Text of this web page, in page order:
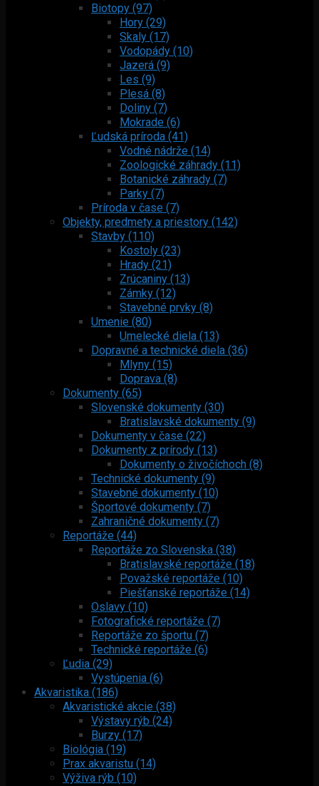
Biotopy (97)
Hory (29)
Skaly (17)
Vodopády (10)
Jazerá (9)
Les (9)
Plesá (8)
Doliny (7)
Mokrade (6)
Ľudská príroda (41)
Vodné nádrže (14)
Zoologické záhrady (11)
Botanické záhrady (7)
Parky (7)
Príroda v čase (7)
Objekty, predmety a priestory (142)
Stavby (110)
Kostoly (23)
Hrady (21)
Zrúcaniny (13)
Zámky (12)
Stavebné prvky (8)
Umenie (80)
Umelecké diela (13)
Dopravné a technické diela (36)
Mlyny (15)
Doprava (8)
Dokumenty (65)
Slovenské dokumenty (30)
Bratislavské dokumenty (9)
Dokumenty v čase (22)
Dokumenty z prírody (13)
Dokumenty o živočíchoch (8)
Technické dokumenty (9)
Stavebné dokumenty (10)
Športové dokumenty (7)
Zahraničné dokumenty (7)
Reportáže (44)
Reportáže zo Slovenska (38)
Bratislavské reportáže (18)
Považské reportáže (10)
Piešťanské reportáže (14)
Oslavy (10)
Fotografické reportáže (7)
Reportáže zo športu (7)
Technické reportáže (6)
Ľudia (29)
Vystúpenia (6)
Akvaristika (186)
Akvaristické akcie (38)
Výstavy rýb (24)
Burzy (17)
Biológia (19)
Prax akvaristu (14)
Výživa rýb (10)